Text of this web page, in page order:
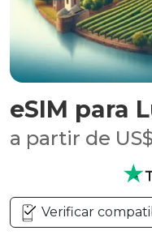
eSIM para
a partir de
Verificar